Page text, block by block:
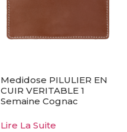
Medidose PILULIER EN
CUIR VERITABLE 1
Semaine Cognac
Lire La Suite